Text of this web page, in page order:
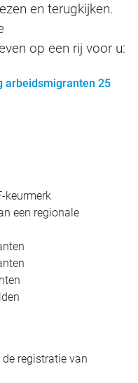
en terugkijken.
op een rij voor u:
arbeidsmigranten 25
keurmerk
een regionale
registratie van